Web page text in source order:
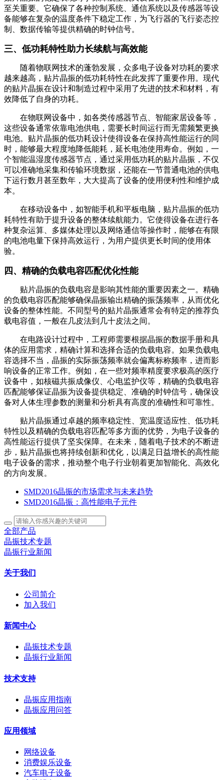
至关重要。它确保了各种控制系统、通信系统以及传感器等设
备能够在复杂的温度条件下稳定工作，为飞行器的飞行姿态控
制、数据传输等提供精确的时钟信号。
三、低功耗特性助力长续航与高效能
随着物联网技术的蓬勃发展，众多电子设备对功耗的要求
越来越高，贴片晶振的低功耗特性在此发挥了重要作用。现代
的贴片晶振在设计和制造过程中采用了先进的技术和材料，有
效降低了自身的功耗。
在物联网设备中，如各类传感器节点、智能家居设备等，
这些设备通常依靠电池供电，需要长时间运行而无需频繁更换
电池。贴片晶振的低功耗设计使得设备在保持高性能运行的同
时，能够最大程度地降低能耗，延长电池使用寿命。例如，一
个智能温湿度传感器节点，通过采用低功耗的贴片晶振，不仅
可以准确地采集和传输环境数据，还能在一节普通电池的供电
下运行数月甚至数年，大大提高了设备的使用便利性和维护成
本。
在移动设备中，如智能手机和平板电脑，贴片晶振的低功
耗特性有助于提升设备的整体续航能力。它使得设备在进行各
种复杂运算、多媒体处理以及网络通信等操作时，能够在有限
的电池电量下保持高效运行，为用户提供更长时间的使用体
验。
四、精确的负载电容匹配优化性能
贴片晶振的负载电容是影响其性能的重要因素之一。精确
的负载电容匹配能够确保晶振输出精确的振荡频率，从而优化
设备的整体性能。不同型号的贴片晶振通常会有特定的推荐负
载电容值，一般在几皮法到几十皮法之间。
在电路设计过程中，工程师需要根据晶振的数据手册和具
体的应用需求，精确计算和选择合适的负载电容。如果负载电
容选择不当，晶振的实际振荡频率就会偏离标称频率，进而影
响设备的正常工作。例如，在一些对频率精度要求极高的医疗
设备中，如核磁共振成像仪、心电监护仪等，精确的负载电容
匹配能够保证晶振为设备提供稳定、准确的时钟信号，确保设
备对人体生理参数的测量和分析具有高度的准确性和可靠性。
贴片晶振通过卓越的频率稳定性、宽温度适应性、低功耗
特性以及精确的负载电容匹配等多方面的优势，为电子设备的
高性能运行提供了坚实保障。在未来，随着电子技术的不断进
步，贴片晶振也将持续创新和优化，以满足日益增长的高性能
电子设备的需求，推动整个电子行业朝着更加智能化、高效化
的方向发展。
SMD2016晶振的市场需求与未来趋势
SMD2016晶振：高性能电子元件
全部产品
晶振技术专题
晶振行业新闻
关于我们
公司简介
加入我们
新闻中心
晶振技术专题
晶振行业新闻
技术支持
晶振应用指南
晶振应用问答
应用领域
网络设备
消费娱乐设备
汽车电子设备